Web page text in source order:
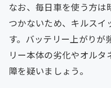
なお、毎日車を使う方は
つかないため、キルスイ
す。バッテリー上がりが
リー本体の劣化やオル
障を疑いましょう。